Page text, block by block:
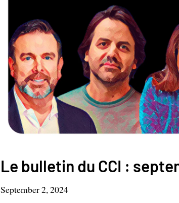
Le bulletin du CCI :
September 2, 2024